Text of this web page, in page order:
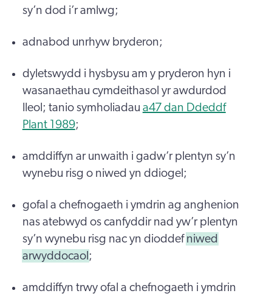
sy’n dod i’r amlwg;
adnabod unrhyw bryderon;
dyletswydd i hysbysu am y pryderon hyn i
wasanaethau cymdeithasol yr awdurdod
lleol; tanio symholiadau a47 dan Ddeddf
Plant 1989;
amddiffyn ar unwaith i gadw’r plentyn sy’n
wynebu risg o niwed yn ddiogel;
gofal a chefnogaeth i ymdrin ag anghenion
nas atebwyd os canfyddir nad yw’r plentyn
sy’n wynebu risg nac yn dioddef niwed
arwyddocaol ;
amddiffyn trwy ofal a chefnogaeth i ymdrin